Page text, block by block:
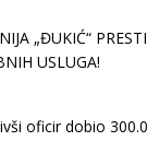
„ĐUKIĆ“
USLUGA!
oficir dobio